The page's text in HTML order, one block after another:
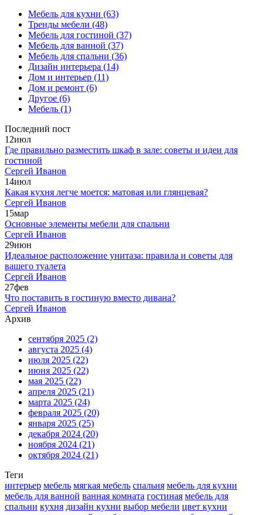
Мебель для кухни (63)
Тренды мебели (48)
Мебель для гостиной (37)
Мебель для ванной (37)
Мебель для спальни (36)
Дизайн интерьера (14)
Дом и интерьер (11)
Дом и ремонт (6)
Другое (6)
Мебель (1)
Последний пост
12июл
Где правильно разместить шкаф в зале: советы и идеи для
гостиной
Сергей Иванов
14июл
Какая кухня легче моется: матовая или глянцевая?
Сергей Иванов
15мар
Основные элементы мебели для спальни
Сергей Иванов
29июн
Идеальное расположение унитаза: правила и советы для
вашего туалета
Сергей Иванов
27фев
Что поставить в гостиную вместо дивана?
Сергей Иванов
Архив
сентября 2025 (2)
августа 2025 (4)
июля 2025 (22)
июня 2025 (22)
мая 2025 (22)
апреля 2025 (21)
марта 2025 (24)
февраля 2025 (20)
января 2025 (25)
декабря 2024 (20)
ноября 2024 (21)
октября 2024 (21)
Теги
интерьер мебель мягкая мебель спальня мебель для кухни
мебель для ванной ванная комната гостиная мебель для
спальни кухня дизайн кухни выбор мебели цвет кухни